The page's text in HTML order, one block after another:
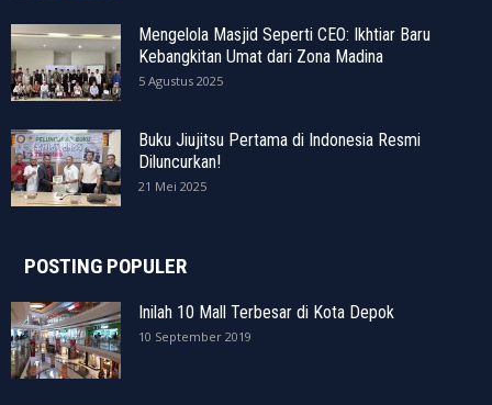
Mengelola Masjid Seperti CEO: Ikhtiar Baru
Kebangkitan Umat dari Zona Madina
5 Agustus 2025
Buku Jiujitsu Pertama di Indonesia Resmi
Diluncurkan!
21 Mei 2025
POSTING POPULER
Inilah 10 Mall Terbesar di Kota Depok
10 September 2019